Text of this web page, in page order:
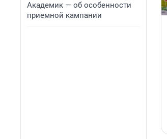
Академик — об особенности
приемной кампании